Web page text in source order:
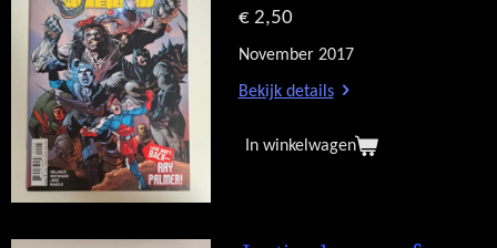
€ 2,50
November 2017
Bekijk details
In winkelwagen